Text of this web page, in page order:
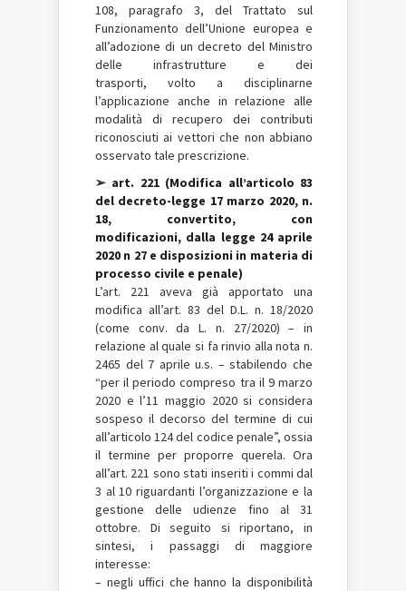
108, paragrafo 3, del Trattato sul
Funzionamento dell’Unione europea e
all’adozione di un decreto del Ministro
delle infrastrutture e dei
trasporti, volto a disciplinarne
l’applicazione anche in relazione alle
modalità di recupero dei contributi
riconosciuti ai vettori che non abbiano
osservato tale prescrizione.
➢ art. 221 (Modifica all’articolo 83
del decreto-legge 17 marzo 2020, n.
18, convertito, con
modificazioni, dalla legge 24 aprile
2020 n 27 e disposizioni in materia di
processo civile e penale)
L’art. 221 aveva già apportato una
modifica all’art. 83 del D.L. n. 18/2020
(come conv. da L. n. 27/2020) – in
relazione al quale si fa rinvio alla nota n.
2465 del 7 aprile u.s. – stabilendo che
“per il periodo compreso tra il 9 marzo
2020 e l’11 maggio 2020 si considera
sospeso il decorso del termine di cui
all’articolo 124 del codice penale”, ossia
il termine per proporre querela. Ora
all’art. 221 sono stati inseriti i commi dal
3 al 10 riguardanti l’organizzazione e la
gestione delle udienze fino al 31
ottobre. Di seguito si riportano, in
sintesi, i passaggi di maggiore
interesse:
– negli uffici che hanno la disponibilità